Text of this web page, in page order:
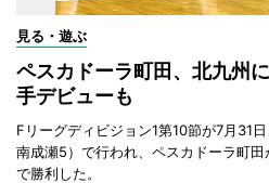
見る・遊ぶ
ペスカドーラ町田、北九州
手デビューも
Fリーグディビジョン1第10節が7月31
南成瀬5）で行われ、ペスカドーラ町
で勝利した。